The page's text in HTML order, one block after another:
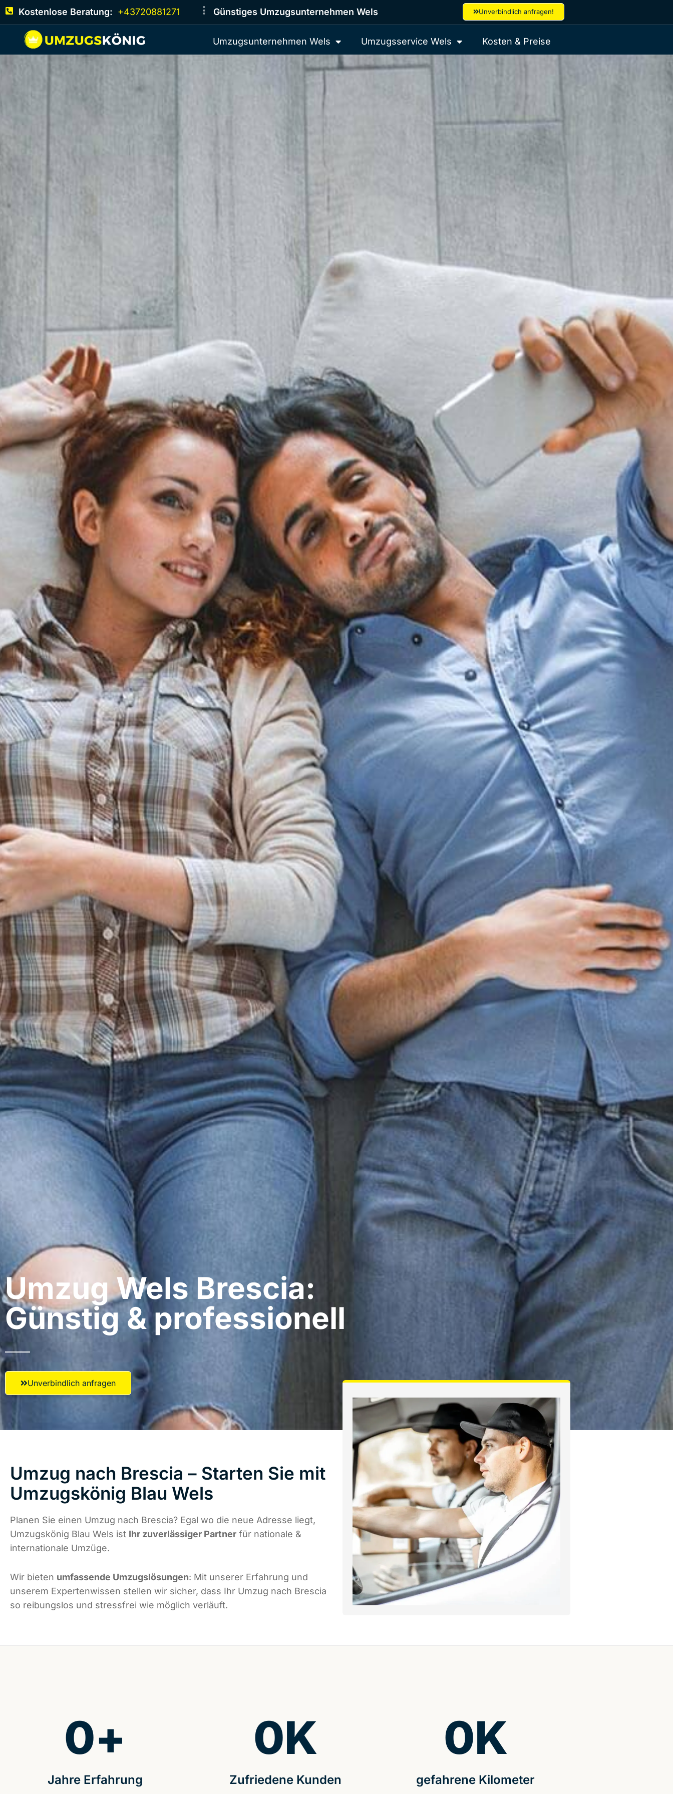
Kostenlose Beratung: +43720881271 Günstiges Umzugsunternehmen Wels Unverbindlich anfragen!
Umzugsunternehmen Wels Umzugsservice Wels Kosten & Preise
Umzug Wels​ Brescia:
Günstig & professionell​
Unverbindlich anfragen
Umzug nach Brescia – Starten Sie mit
Umzugskönig Blau Wels
Planen Sie einen Umzug nach Brescia? Egal wo die neue Adresse liegt,
Umzugskönig Blau Wels ist Ihr zuverlässiger Partner für nationale &
internationale Umzüge.
Wir bieten umfassende Umzugslösungen: Mit unserer Erfahrung und
unserem Expertenwissen stellen wir sicher, dass Ihr Umzug nach Brescia
so reibungslos und stressfrei wie möglich verläuft.
Jahre Erfahrung
0+
Zufriedene Kunden
0K
gefahrene Kilometer
0K